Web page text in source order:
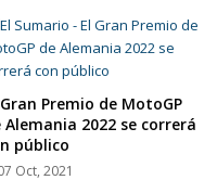
Premio de MotoGP
Alemania 2022 se correrá
público
Oct, 2021